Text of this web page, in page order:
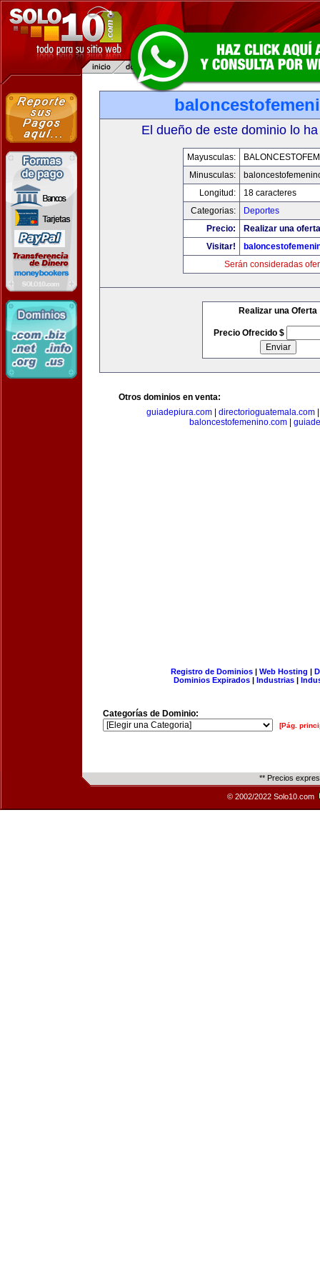
El dueño de este dominio lo
Mayusculas:
Minusculas:
Longitud:
18 caracteres
Categorias:
Deportes
Precio:
Realizar una
Visitar!
Serán consideradas
Realizar una Oferta
Precio Ofrecido $
Otros dominios en venta:
guiadepiura.com
directorioguatemala.com
baloncestofemenino.com
Registro de Dominios| Web Hosting |
Dominios Expirados | Industrias |
Categorías de Dominio:
[Pág.
** Precios
© 2002/2022 Solo10.com